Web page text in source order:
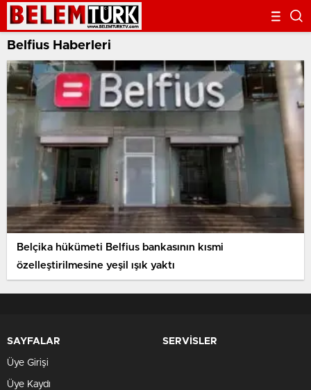
Belfius Haberleri
Belçika hükümeti Belfius bankasının kısmi
özelleştirilmesine yeşil ışık yaktı
SAYFALAR
Üye Girişi
Üye Kaydı
SERVİSLER